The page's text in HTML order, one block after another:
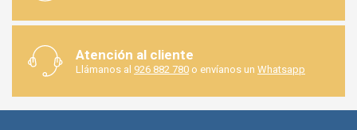
Atención al cliente
Llámanos al 926 882 780 o envíanos un Whatsapp